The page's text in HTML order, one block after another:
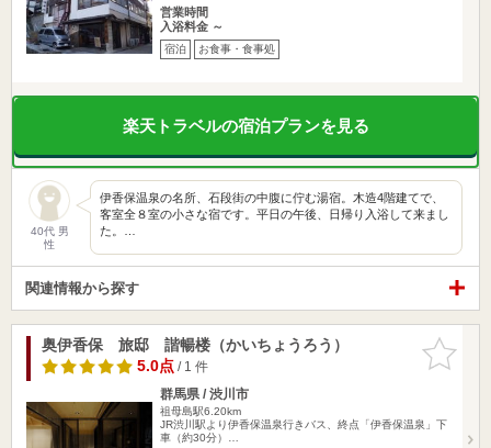
営業時間
入浴料金 ～
宿泊 お食事・食事処
楽天トラベルの宿泊プランを見る
40代 男
性
伊香保温泉の名所、石段街の中腹に佇む湯宿。木造4階建てで、
客室全８室の小さな宿です。平日の午後、日帰り入浴して来まし
た。…
関連情報から探す
お気に入
りに追加
奥伊香保 旅邸 諧暢楼（かいちょうろう）
5.0点/ 1 件
群馬県 / 渋川市
祖母島駅6.20km
JR渋川駅より伊香保温泉行きバス、終点「伊香保温泉」下
車（約30分）…